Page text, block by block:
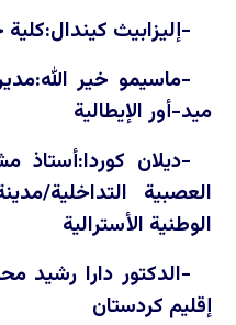
-إليزابيث
-ماسيمو خير
ميد-أور الإيطالية
-ديلان
العصبية التداخلية/
الوطنية الأسترالية
-الدكتور دارا رشيد
إقليم كردستان